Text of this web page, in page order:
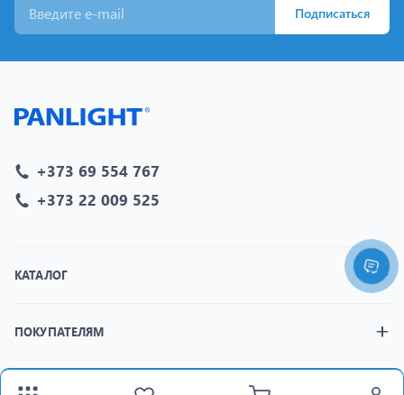
Подписаться
+373 69 554 767
+373 22 009 525
КАТАЛОГ
ПОКУПАТЕЛЯМ
МАГАЗИНЫ